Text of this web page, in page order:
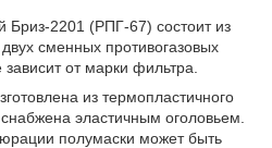
Бриз-2201 (РПГ-67) состоит из
сменных противогазовых
от марки фильтра.
из термопластичного
эластичным оголовьем.
полумаски может быть